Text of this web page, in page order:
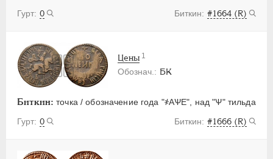
0 #1664 (R)
БК
Биткин: точка / обозначение года "҂АѰЕ", над "Ѱ" тильда
0
#1666 (R)
Цены 1